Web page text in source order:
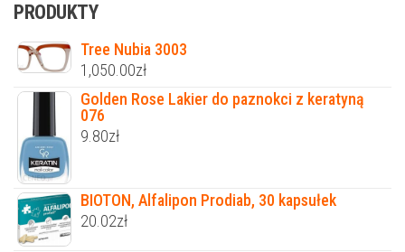
PRODUKTY
Tree Nubia 3003
1,050.00zł
Golden Rose Lakier do paznokci z keratyną
076
9.80zł
BIOTON, Alfalipon Prodiab, 30 kapsułek
20.02zł